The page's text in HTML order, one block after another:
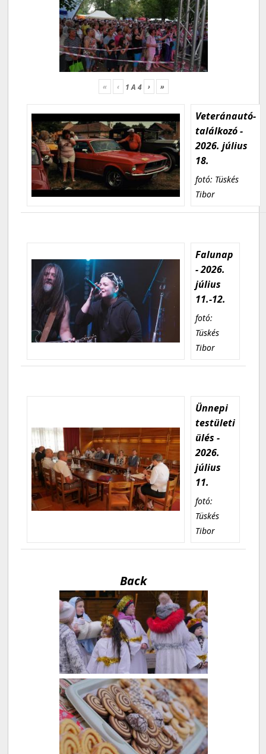
« ‹ 1A 4 › »
Veteránautó-
találkozó -
2026. július
18.
fotó: Tüskés
Tibor
Falunap
- 2026.
július
11.-12.
fotó:
Tüskés
Tibor
Ünnepi
testületi
ülés -
2026.
július
11.
fotó:
Tüskés
Tibor
Back